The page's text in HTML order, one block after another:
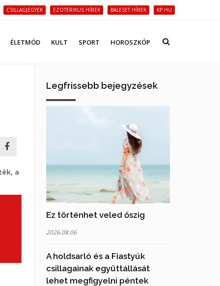
CSILLAGJEGYEK EZOTERIKUS HÍREK BALESET HÍREK KP.HU
ÉLETMÓD KULT SPORT HOROSZKÓP
a
Legfrissebb bejegyzések
Ez történhet veled őszig
2026.08.06
A holdsarló és a Fiastyúk
csillagainak együttállását
lehet megfigyelni péntek